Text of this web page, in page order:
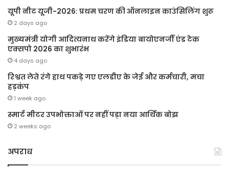
यूपी नीट यूजी-2026: प्रथम चरण की ऑनलाइन काउंसिलिंग शुरू
2 days ago
मुख्यमंत्री योगी आदित्यनाथ करेंगे इंडिया बायोएनर्जी एंड टेक
एक्सपो 2026 का शुभारंभ
4 days ago
रिश्वत लेते रंगे हाथ पकड़े गए एलडीए के जेई और कर्मचारी, मचा
हड़कंप
1 week ago
स्मार्ट मीटर उपभोक्ताओं पर नहीं पड़ा नया आर्थिक बोझ
2 weeks ago
अपराध